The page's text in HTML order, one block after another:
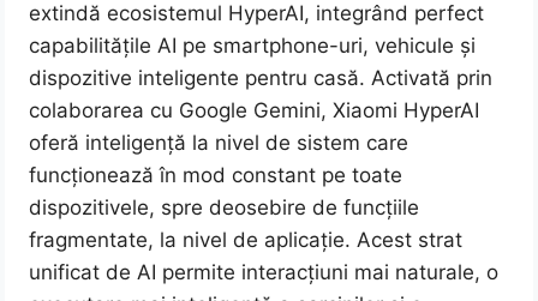
extindă ecosistemul HyperAI, integrând perfect
capabilitățile AI pe smartphone-uri, vehicule și
dispozitive inteligente pentru casă. Activată prin
colaborarea cu Google Gemini, Xiaomi HyperAI
oferă inteligență la nivel de sistem care
funcționează în mod constant pe toate
dispozitivele, spre deosebire de funcțiile
fragmentate, la nivel de aplicație. Acest strat
unificat de AI permite interacțiuni mai naturale, o